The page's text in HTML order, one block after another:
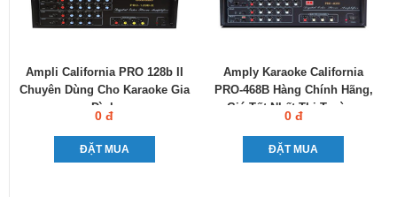
Ampli California PRO 128b II
Chuyên Dùng Cho Karaoke Gia
Đình
0 đ
ĐẶT MUA
Amply Karaoke California
PRO-468B Hàng Chính Hãng,
Giá Tốt Nhất Thị Trường
0 đ
ĐẶT MUA